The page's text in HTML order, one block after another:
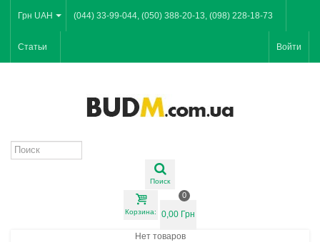
Грн UAH (044) 33-99-044, (050) 388-20-13, (098) 228-18-73
Статьи Войти
Поиск
Корзина:
0
0,00 Грн
Нет товаров